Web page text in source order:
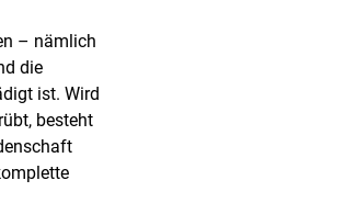
– nämlich
die
ist. Wird
besteht